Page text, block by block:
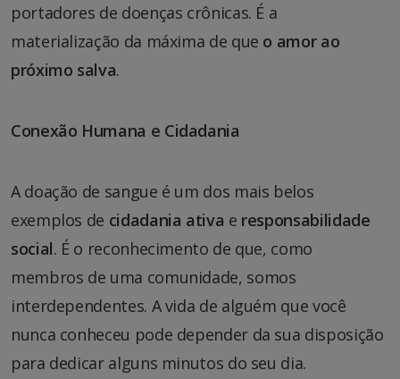
portadores de doenças crônicas. É a
materialização da máxima de que o amor ao
próximo salva.
Conexão Humana e Cidadania
A doação de sangue é um dos mais belos
exemplos de cidadania ativa e responsabilidade
social. É o reconhecimento de que, como
membros de uma comunidade, somos
interdependentes. A vida de alguém que você
nunca conheceu pode depender da sua disposição
para dedicar alguns minutos do seu dia.